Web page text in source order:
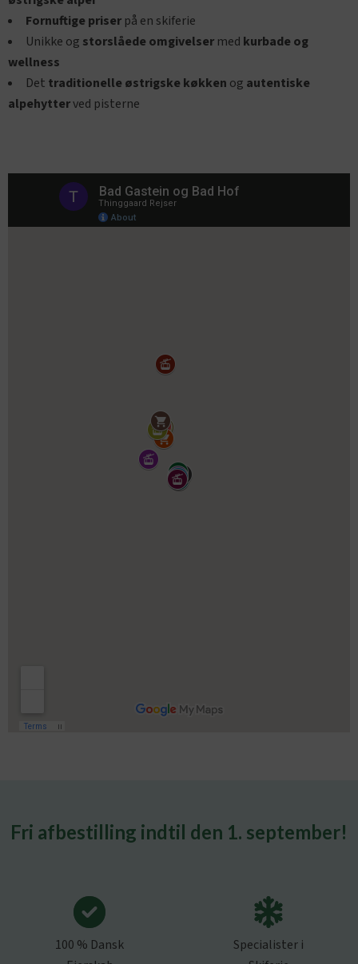
Fornuftige priser på en skiferie
Unikke og storslåede omgivelser med kurbade og
wellness
Det traditionelle østrigske køkken og autentiske
alpehytterved pisterne
Fri afbestilling indtil den 1. september!
100 % Dansk
Specialister i